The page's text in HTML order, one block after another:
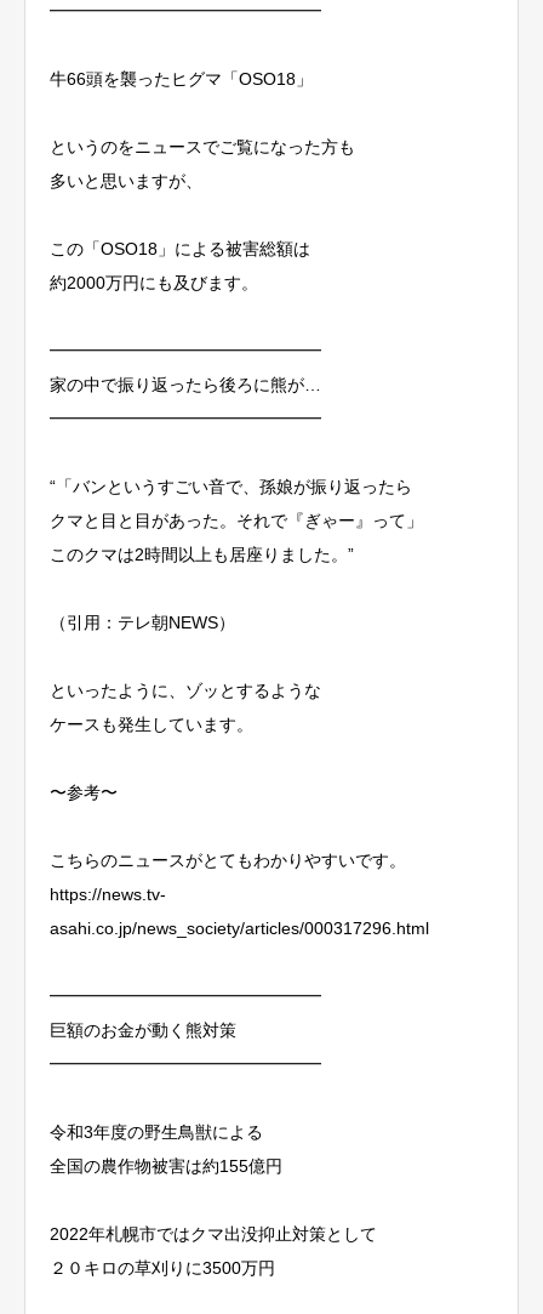
━━━━━━━━━━━━━━━━
牛66頭を襲ったヒグマ「OSO18」
というのをニュースでご覧になった方も
多いと思いますが、
この「OSO18」による被害総額は
約2000万円にも及びます。
━━━━━━━━━━━━━━━━
家の中で振り返ったら後ろに熊が…
━━━━━━━━━━━━━━━━
“「バンというすごい音で、孫娘が振り返ったら
クマと目と目があった。それで『ぎゃー』って」
このクマは2時間以上も居座りました。”
（引用：テレ朝NEWS）
といったように、ゾッとするような
ケースも発生しています。
〜参考〜
こちらのニュースがとてもわかりやすいです。
https://news.tv-
asahi.co.jp/news_society/articles/000317296.html
━━━━━━━━━━━━━━━━
巨額のお金が動く熊対策
━━━━━━━━━━━━━━━━
令和3年度の野生鳥獣による
全国の農作物被害は約155億円
2022年札幌市ではクマ出没抑止対策として
２０キロの草刈りに3500万円